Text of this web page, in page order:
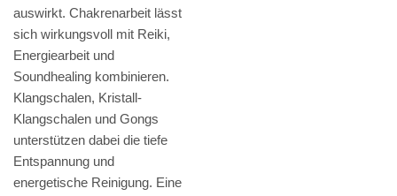
auswirkt. Chakrenarbeit lässt
sich wirkungsvoll mit Reiki,
Energiearbeit und
Soundhealing kombinieren.
Klangschalen, Kristall-
Klangschalen und Gongs
unterstützen dabei die tiefe
Entspannung und
energetische Reinigung. Eine